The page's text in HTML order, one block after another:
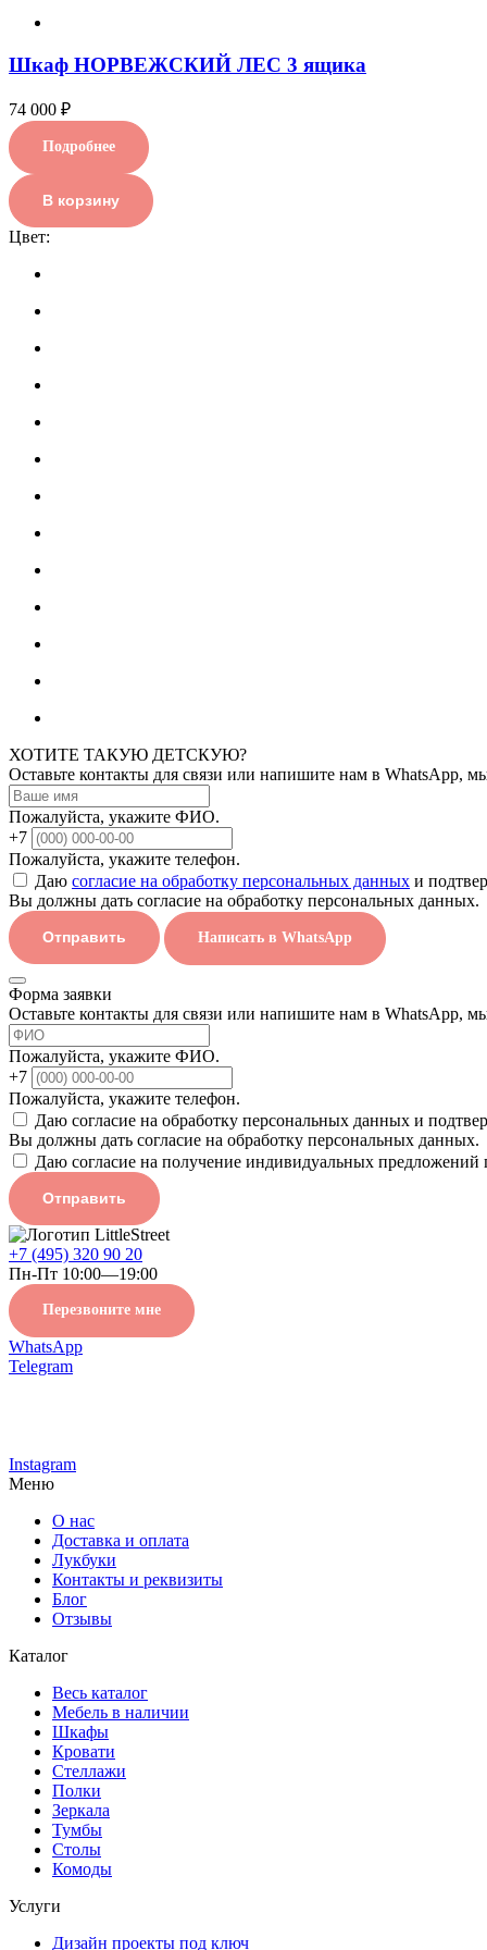
Шкаф НОРВЕЖСКИЙ ЛЕС 3 ящика
74 000 ₽
Подробнее
В корзину
Цвет:
ХОТИТЕ ТАКУЮ ДЕТСКУЮ?
Оставьте контакты для связи или напишите нам в WhatsApp,
Пожалуйста, укажите ФИО.
+7
Пожалуйста, укажите телефон.
Даю согласие на обработку персональных данных и
Вы должны дать согласие на обработку персональных данных.
Отправить Написать в WhatsApp
Форма заявки
Оставьте контакты для связи или напишите нам в WhatsApp,
Пожалуйста, укажите ФИО.
+7
Пожалуйста, укажите телефон.
Даю согласие на обработку персональных данных и
Вы должны дать согласие на обработку персональных данных.
Даю согласие на получение индивидуальных предложений
Отправить
+7 (495) 320 90 20
Пн-Пт 10:00—19:00
Перезвоните мне
WhatsApp
Telegram
Instagram
Меню
О нас
Доставка и оплата
Лукбуки
Контакты и реквизиты
Блог
Отзывы
Каталог
Весь каталог
Мебель в наличии
Шкафы
Кровати
Стеллажи
Полки
Зеркала
Тумбы
Столы
Комоды
Услуги
Дизайн проекты под ключ